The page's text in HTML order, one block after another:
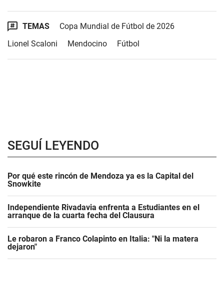
TEMAS
Copa Mundial de Fútbol de 2026
Lionel Scaloni
Mendocino Fútbol
SEGUÍ LEYENDO
Por qué este rincón de Mendoza ya es la Capital del
Snowkite
Independiente Rivadavia enfrenta a Estudiantes en el
arranque de la cuarta fecha del Clausura
Le robaron a Franco Colapinto en Italia: "Ni la matera
dejaron"